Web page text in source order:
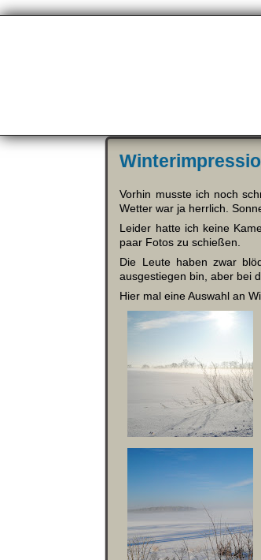
Vorhin musste ich noch
Wetter war ja herrlich.
Leider hatte ich keine
paar Fotos zu schießen.
Die Leute haben zwar
ausgestiegen bin, aber bei
Hier mal eine Auswahl an